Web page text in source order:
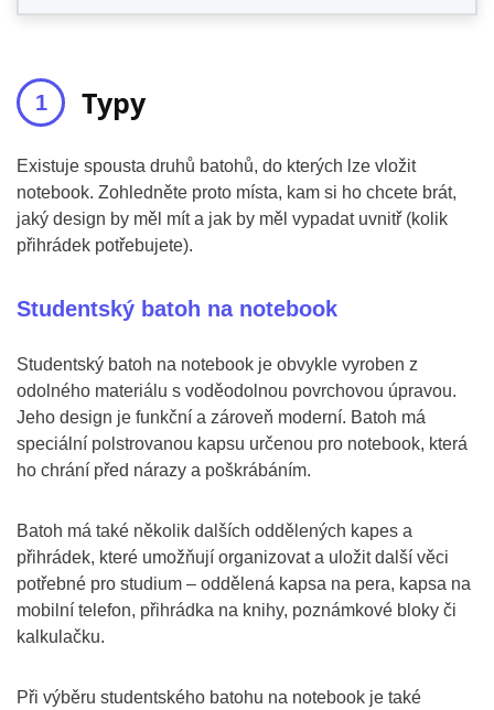
Typy
Existuje spousta druhů batohů, do kterých lze vložit
notebook. Zohledněte proto místa, kam si ho chcete brát,
jaký design by měl mít a jak by měl vypadat uvnitř (kolik
přihrádek potřebujete).
Studentský batoh na notebook
Studentský batoh na notebook je obvykle vyroben z
odolného materiálu s voděodolnou povrchovou úpravou.
Jeho design je funkční a zároveň moderní. Batoh má
speciální polstrovanou kapsu určenou pro notebook, která
ho chrání před nárazy a poškrábáním.
Batoh má také několik dalších oddělených kapes a
přihrádek, které umožňují organizovat a uložit další věci
potřebné pro studium – oddělená kapsa na pera, kapsa na
mobilní telefon, přihrádka na knihy, poznámkové bloky či
kalkulačku.
Při výběru studentského batohu na notebook je také